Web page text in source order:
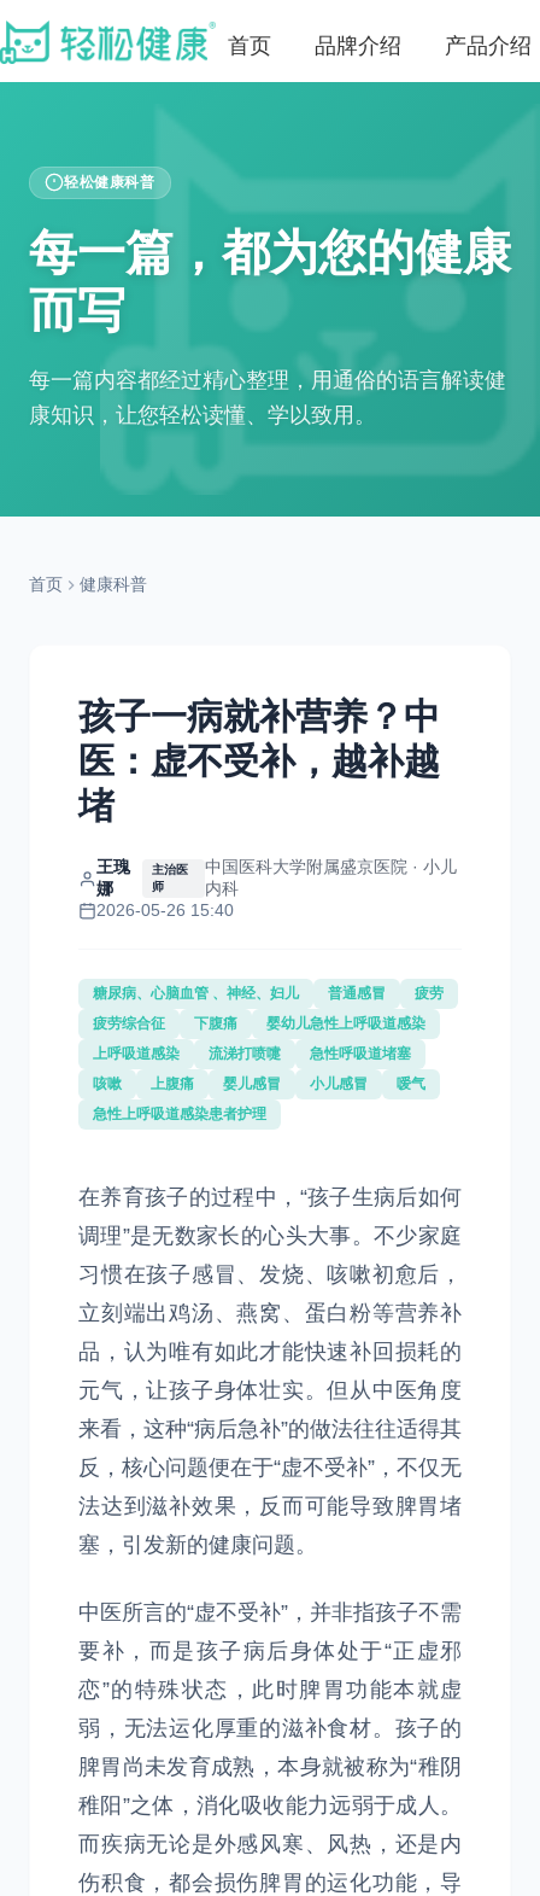
首页 品牌介绍 产品介绍
轻松健康科普
每一篇，都为您的健康
而写
每一篇内容都经过精心整理，用通俗的语言解读健
康知识，让您轻松读懂、学以致用。
首页 健康科普
孩子一病就补营养？中
医：虚不受补，越补越
堵
王瑰
娜
主治医
师
中国医科大学附属盛京医院 · 小儿
内科
2026-05-26 15:40
糖尿病、心脑血管 、神经、妇儿 普通感冒
疲劳
疲劳综合征
下腹痛
婴幼儿急性上呼吸道感染
上呼吸道感染
流涕打喷嚏
急性呼吸道堵塞
咳嗽
上腹痛 婴儿感冒 小儿感冒
嗳气
急性上呼吸道感染患者护理
在养育孩子的过程中，“孩子生病后如何
调理”是无数家长的心头大事。不少家庭
习惯在孩子感冒、发烧、咳嗽初愈后，
立刻端出鸡汤、燕窝、蛋白粉等营养补
品，认为唯有如此才能快速补回损耗的
元气，让孩子身体壮实。但从中医角度
来看，这种“病后急补”的做法往往适得其
反，核心问题便在于“虚不受补”，不仅无
法达到滋补效果，反而可能导致脾胃堵
塞，引发新的健康问题。
中医所言的“虚不受补”，并非指孩子不需
要补，而是孩子病后身体处于“正虚邪
恋”的特殊状态，此时脾胃功能本就虚
弱，无法运化厚重的滋补食材。孩子的
脾胃尚未发育成熟，本身就被称为“稚阴
稚阳”之体，消化吸收能力远弱于成人。
而疾病无论是外感风寒、风热，还是内
伤积食，都会损伤脾胃的运化功能，导